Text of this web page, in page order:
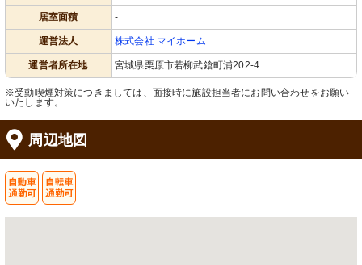
居室面積 -
運営法人 株式会社 マイホーム
運営者所在地 宮城県栗原市若柳武鎗町浦202-4
※受動喫煙対策につきましては、面接時に施設担当者にお問い合わせをお願い
いたします。
周辺地図